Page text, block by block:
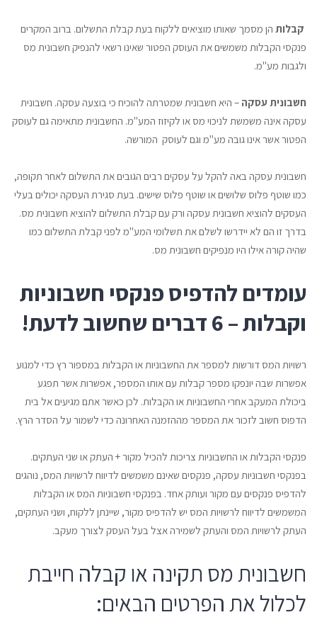
קבלות הן מסמך שאותו מוציאים ללקוח בעת קבלת התשלום. ברוב המקרים
פנקסי הקבלות משמשים את העוסק הפטור שאינו רשאי להנפיק חשבונית מס
ולגבות מע"מ.
חשבונית עסקה – היא חשבונית שמטרתה להוכיח כי בוצעה עסקה. חשבונית
עסקה אינה משמשת לניכוי מס או לקיזוז המע"מ. החשבונית מתאימה גם לעוסק
הפטור אשר אינו גובה מע"מ וגם לעוסק המורשה.
חשבונית עסקה באה להקל על עסקים רבים הגובים את התשלום לאחר תקופה,
כמו שוטף פלוס שלושים או שוטף פלוס שישים. בעת סגירת העסקה יכולים בעלי
העסקים להוציא חשבונית עסקה ורק עם קבלת התשלום להוציא חשבונית מס.
בדרך זו הם לא יידרשו לשלם את תשלומי המע"מ לפני קבלת התשלום כמו
שהיה קורה אילו היו מנפיקים חשבונית מס.
עומדים להדפיס פנקסי חשבוניות
וקבלות – 6 דברים שחשוב לדעת!
רשויות המס דורשות למספר את החשבוניות או הקבלות במספור רץ כדי למנוע
אפשרות שבה יונפקו מספר קבלות עם אותו המספר, אפשרות אשר תפגע
ביכולת המעקב אחרי החשבוניות או הקבלות. לכן כאשר אתם מגיעים אל בית
הדפוס חשוב לזכור את המספר מההזמנה האחרונה כדי לשמור על הסדר הרץ.
פנקסי הקבלות או החשבוניות צריכות להכיל מקור + העתק או שני העתקים.
בפנקסי חשבוניות עסקה, פנקסים שאינם משמשים לדיווח לרשויות המס, נוהגים
להדפיס פנקסים עם מקור ועותק אחד. בפנקסי חשבוניות המס או הקבלות
המשמשים לדיווח לרשויות המס יש להדפיס מקור, שיינתן ללקוח, ושני העתקים,
העתק לרשויות המס והעתק לשמירה אצל בעל העסק לצורך מעקב.
חשבונית מס תקינה או קבלה חייבת
לכלול את הפרטים הבאים: